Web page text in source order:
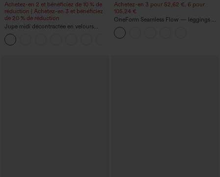
Achetez-en 2 et bénéficiez de 10 % de
réduction | Achetez-en 3 et bénéficiez
de 20 % de réduction
Jupe midi décontractée en velours
côtelé, taille mi-haute, poches avant
latérales à rabat
Achetez-en 3 pour 52,62 €, 6 pour
105,24 €
OneForm Seamless Flow — leggings de
yoga sans coutures, taille mi-haute, effet
gainant pour le ventre et liftant pour les
fesses